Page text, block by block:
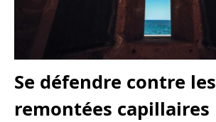
Se défendre contre les
remontées capillaires